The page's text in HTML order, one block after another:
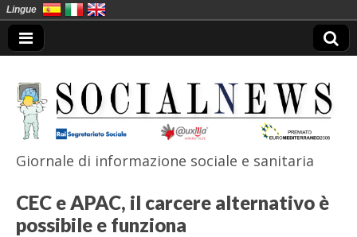
SocialNews
Giornale di informazione sociale e sanitaria
CEC e APAC, il carcere alternativo è
possibile e funziona
Lingue